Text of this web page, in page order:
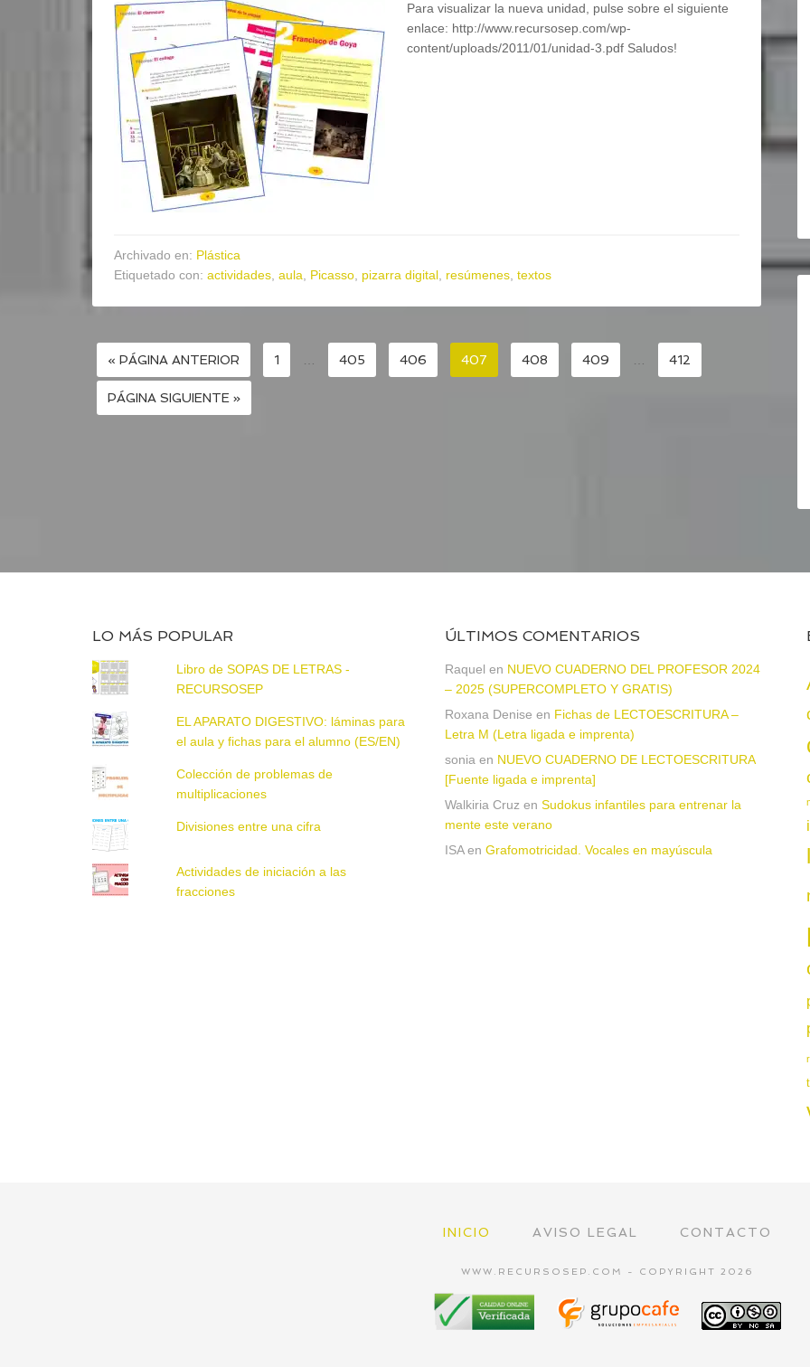
Para visualizar la nueva unidad, pulse sobre el siguiente
enlace: http://www.recursosep.com/wp-
content/uploads/2011/01/unidad-3.pdf Saludos!
Archivado en: Plástica
Etiquetado con: actividades aula Picasso pizarra digital resúmenes textos
« PÁGINA ANTERIOR 1 405 406 407 408 409 412
PÁGINA SIGUIENTE »
LO MÁS POPULAR
Libro de SOPAS DE LETRAS -
RECURSOSEP
EL APARATO DIGESTIVO: láminas para
el aula y fichas para el alumno (ES/EN)
Colección de problemas de
multiplicaciones
Divisiones entre una cifra
Actividades de iniciación a las
fracciones
ÚLTIMOS COMENTARIOS
Raquel en NUEVO CUADERNO DEL PROFESOR 2024
– 2025 (SUPERCOMPLETO Y GRATIS)
Roxana Denise en Fichas de LECTOESCRITURA –
Letra M (Letra ligada e imprenta)
sonia en NUEVO CUADERNO DE LECTOESCRITURA
[Fuente ligada e imprenta]
Walkiria Cruz en Sudokus infantiles para entrenar la
mente este verano
ISAen Grafomotricidad. Vocales en mayúscula
INICIO AVISO LEGAL CONTACTO
WWW.RECURSOSEP.COM - COPYRIGHT 2026